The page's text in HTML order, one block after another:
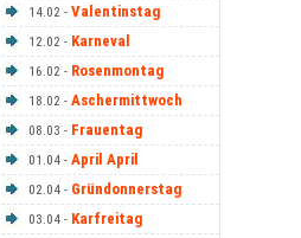
14.02 - Valentinstag
12.02 - Karneval
16.02 - Rosenmontag
18.02 - Aschermittwoch
08.03 - Frauentag
01.04 - April April
02.04 - Gründonnerstag
03.04 - Karfreitag